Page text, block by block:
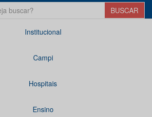
Institucional
Campi
Hospitais
Ensino